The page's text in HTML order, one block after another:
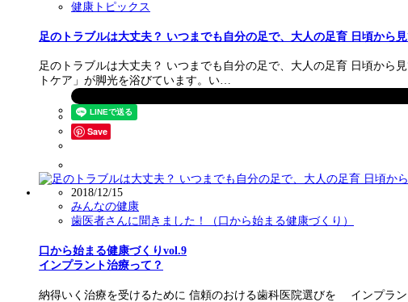
健康トピックス
足のトラブルは大丈夫？ いつまでも自分の足で、大人の足育 日頃から
足のトラブルは大丈夫？ いつまでも自分の足で、大人の足育 日頃から
トケア」が脚光を浴びています。い…
Save
2018/12/15
みんなの健康
歯医者さんに聞きました！（口から始まる健康づくり）
口から始まる健康づくりvol.9
インプラント治療って？
納得いく治療を受けるために 信頼のおける歯科医院選びを インプラ